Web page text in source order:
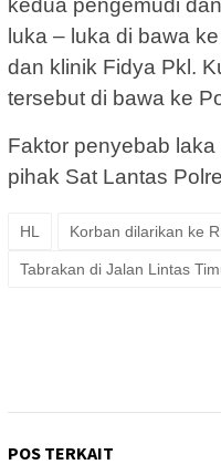
luka – luka di bawa
dan klinik Fidya Pkl.
tersebut di bawa ke
Faktor penyebab
pihak Sat Lantas
HL Korban dilarikan ke
Tabrakan di Jalan Lintas
POS TERKAIT